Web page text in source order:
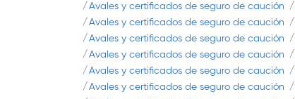
Avales y certificados de seguro de caución
Avales y certificados de seguro de caución
Avales y certificados de seguro de caución
Avales y certificados de seguro de caución
Avales y certificados de seguro de caución
Avales y certificados de seguro de caución